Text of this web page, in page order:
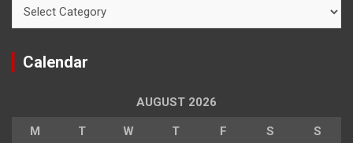
Calendar
AUGUST 2026
M T W T F S S